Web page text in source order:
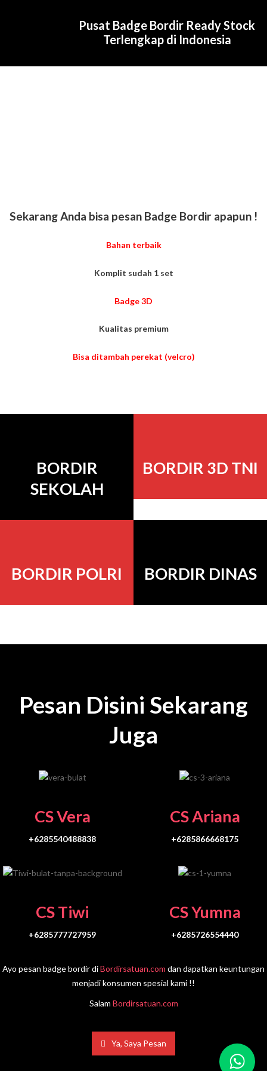
Pusat Badge Bordir Ready Stock
Terlengkap di Indonesia
Sekarang Anda bisa pesan Badge Bordir apapun !
Bahan terbaik
Komplit sudah 1 set
Badge 3D
Kualitas premium
Bisa ditambah perekat (velcro)
BORDIR
SEKOLAH
BORDIR 3D TNI
BORDIR POLRI BORDIR DINAS
Pesan Disini Sekarang
Juga
CS Vera
+6285540488838
CS Ariana
+6285866668175
CS Tiwi
+6285777727959
CS Yumna
+6285726554440
Ayo pesan badge bordir diBordirsatuan.com dan dapatkan keuntungan
menjadi konsumen spesial kami !!
Salam Bordirsatuan.com
Ya, Saya Pesan